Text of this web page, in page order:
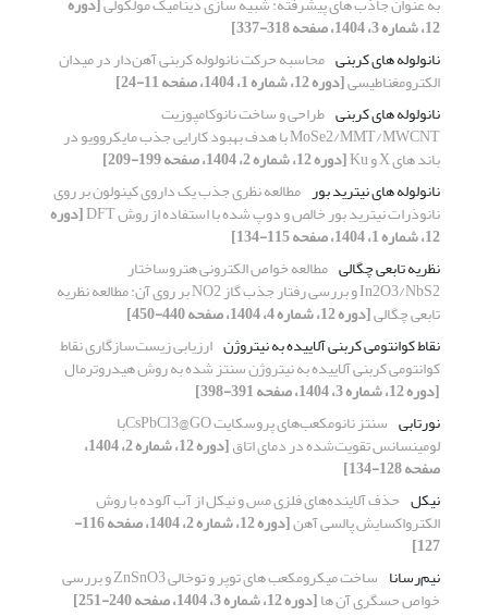
12، شماره 3، 1404، صفحه 318-337]
نانولوله های کربنی محاسبه حرکت نانولوله کربنی آهن‌دار در میدان
الکترومغناطیسی[دوره 12، شماره 1، 1404، صفحه 11-24]
نانولوله های کربنی طراحی و ساخت نانوکامپوزیت
MoSe2/MMT/MWCNT با هدف بهبود کارایی جذب مایکروویو در
باند های X و Ku
[دوره 12، شماره 2، 1404، صفحه 199-209]
نانولوله های نیترید بور مطالعه نظری جذب یک داروی کینولون بر روی
نانوذرات نیترید بور خالص و دوپ شده با استفاده از روش DFT [دوره
12، شماره 1، 1404، صفحه 115-134]
نظریه تابعی چگالی مطالعه خواص الکترونی هتروساختار
In2O3/NbS2 و بررسی رفتار جذب گاز NO2 بر روی آن: مطالعه نظریه
تابعی چگالی[دوره 12، شماره 4، 1404، صفحه 440-450]
نقاط کوانتومی کربنی آلاییده به نیتروژن ارزیابی زیست‌سازگاری نقاط
کوانتومی کربنی آلاییده به نیتروژن سنتز شده به روش هیدروترمال
[دوره 12، شماره 3، 1404، صفحه 391-398]
نورتابی
سنتز نانو‌مکعب‌های پروسکایت CsPbCl3@GOبا
لومینسانس تقویت‌شده در دمای اتاق [دوره 12، شماره 2، 1404،
صفحه 128-134]
نیکل حذف آلاینده‌های فلزی مس و نیکل از آب آلوده با روش
الکترواکسایش پالسی آهن [دوره 12، شماره 2، 1404، صفحه 116-
127]
نیم‌رسانا
ساخت میکرومکعب های توپر و توخالی ZnSnO3 و بررسی
خواص حسگری آن ها[دوره 12، شماره 3، 1404، صفحه 240-251]